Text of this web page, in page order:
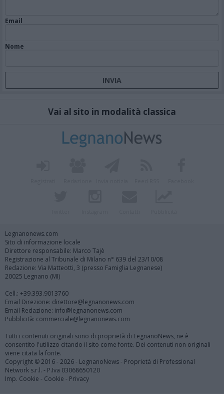
Email
Nome
Vai al sito in modalità classica
Legnanonews.com
Sito di informazione locale
Direttore responsabile: Marco Tajè
Registrazione al Tribunale di Milano n° 639 del 23/10/08
Redazione: Via Matteotti, 3 (presso Famiglia Legnanese)
20025 Legnano (MI)
Cell.: +39.393.9013760
Email Direzione: direttore@legnanonews.com
Email Redazione: info@legnanonews.com
Pubblicità: commerciale@legnanonews.com
Tutti i contenuti originali sono di proprietà di LegnanoNews, ne è
consentito l'utilizzo citando il sito come fonte. Dei contenuti non originali
viene citata la fonte.
Copyright © 2016 - 2026 - LegnanoNews - Proprietà di Professional
Network s.r.l. - P.Iva 03068650120
Imp. Cookie - Cookie - Privacy